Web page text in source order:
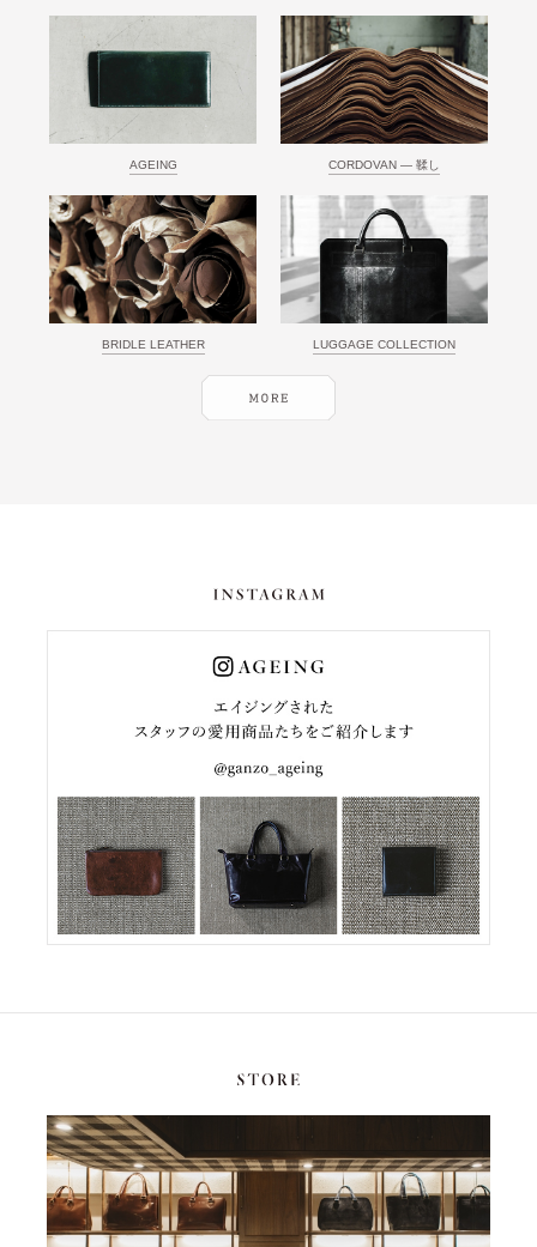
AGEING CORDOVAN ― 鞣し
BRIDLE LEATHER LUGGAGE COLLECTION